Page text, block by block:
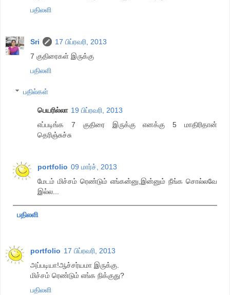
பதிலளி
Sri
17 பிப்ரவரி, 2013
7 குதிரைகள் இருக்கு
பதிலளி
பதில்கள்
பெயரில்லா 19 பிப்ரவரி, 2013
எப்படிங்க 7 குதிரை இருக்கு எனக்கு 5 மாதிரிதான்
தெரிஞ்சுச்சு
portfolio 09 மார்ச், 2013
மேடம் மிச்சம் ரெண்டும் எங்கன்னு,இன்னும் நீங்க சொல்லவே
இல்ல...
பதிலளி
portfolio 17 பிப்ரவரி, 2013
அப்படியா!ஆச்சர்யமா இருக்கு.
மிச்சம் ரெண்டும் எங்க நிக்குது?
பதிலளி